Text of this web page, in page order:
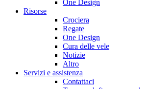
One Design
Risorse
Crociera
Regate
One Design
Cura delle vele
Notizie
Altro
Servizi e assistenza
Contattaci